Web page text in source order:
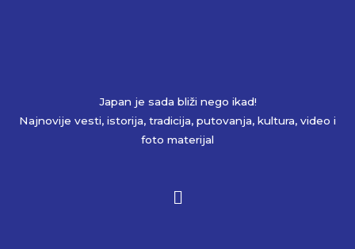
Japan je sada bliži nego ikad!
Najnovije vesti, istorija, tradicija, putovanja, kultura, video i
foto materijal